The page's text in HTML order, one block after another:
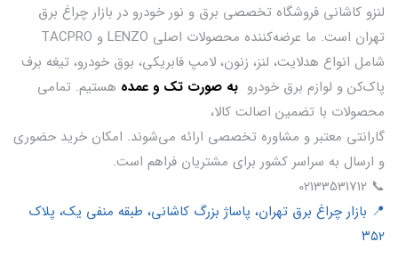
لنزو کاشانی فروشگاه تخصصی برق و نور خودرو در بازار چراغ برق
تهران است. ما عرضه‌کننده محصولات اصلی LENZO و TACPRO
شامل انواع هدلایت، لنز، زنون، لامپ فابریکی، بوق خودرو، تیغه برف
پاک‌کن و لوازم برق خودرو به صورت تک و عمده هستیم. تمامی
محصولات با تضمین اصالت کالا،
گارانتی معتبر و مشاوره تخصصی ارائه می‌شوند. امکان خرید حضوری
و ارسال به سراسر کشور برای مشتریان فراهم است.
📞 02133531712
📍 بازار چراغ برق تهران، پاساژ بزرگ کاشانی، طبقه منفی یک، پلاک
۳۵۲